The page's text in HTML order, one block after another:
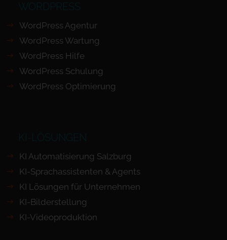
WORDPRESS
WordPress Agentur
WordPress Wartung
WordPress Hilfe
WordPress Schulung
WordPress Optimierung
KI-LÖSUNGEN
KI Automatisierung Salzburg
KI-Sprachassistenten & Agents
KI Lösungen für Unternehmen
KI-Bilderstellung
KI-Videoproduktion